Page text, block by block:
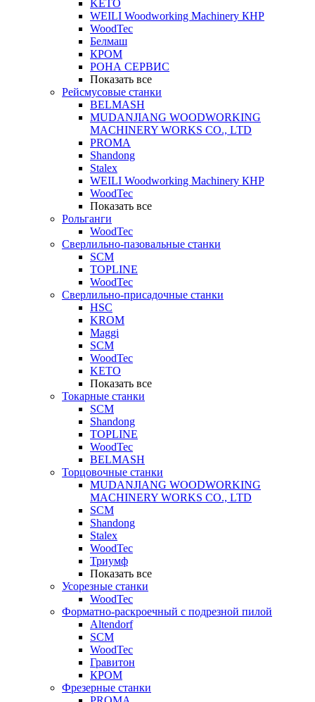
KETO
WEILI Woodworking Machinery КНР
WoodTec
Белмаш
КРОМ
РОНА СЕРВИС
Показать все
Рейсмусовые станки
BELMASH
MUDANJIANG WOODWORKING
MACHINERY WORKS CO., LTD
PROMA
Shandong
Stalex
WEILI Woodworking Machinery КНР
WoodTec
Показать все
Рольганги
WoodTec
Сверлильно-пазовальные станки
SCM
TOPLINE
WoodTec
Сверлильно-присадочные станки
HSC
KROM
Maggi
SCM
WoodTec
KETO
Показать все
Токарные станки
SCM
Shandong
TOPLINE
WoodTec
BELMASH
Торцовочные станки
MUDANJIANG WOODWORKING
MACHINERY WORKS CO., LTD
SCM
Shandong
Stalex
WoodTec
Триумф
Показать все
Усорезные станки
WoodTec
Форматно-раскроечный с подрезной пилой
Altendorf
SCM
WoodTec
Гравитон
КРОМ
Фрезерные станки